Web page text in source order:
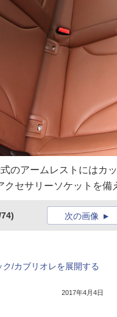
のアームレストにはカ
クセサリーソケットを
次の画像
/カブリオレを展開する
2017年4月4日